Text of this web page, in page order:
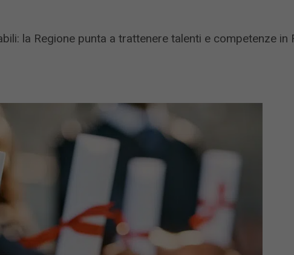
la Regione punta a trattenere talenti e competenze in